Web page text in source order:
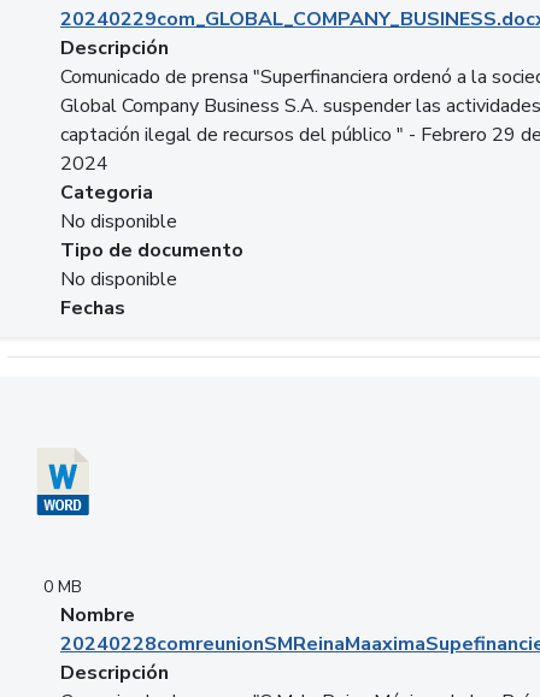
Descripción
Comunicado de prensa "Superfinanciera ordenó a la
Global Company Business S.A. suspender las
captación ilegal de recursos del público " - Febrero 29
2024
Categoria
No disponible
Tipo de documento
No disponible
Fechas
0 MB
Nombre
Descripción